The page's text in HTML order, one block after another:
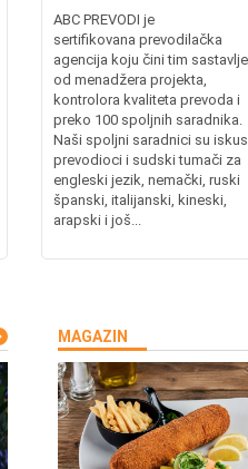
ABC PREVODI je
sertifikovana prevodilačka
agencija koju čini tim
od menadžera projekta,
kontrolora kvaliteta prevoda i
preko 100 spoljnih saradnika.
Naši spoljni saradnici su
prevodioci i sudski tumači za
engleski jezik, nemački, ruski
španski, italijanski, kineski,
arapski i još...
MAGAZIN